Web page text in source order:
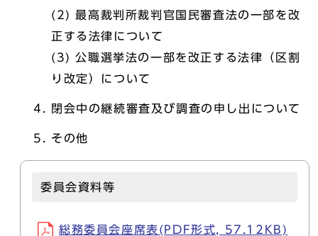
(2) 最高裁判所裁判官国民審査法の一部を改
正する法律について
(3) 公職選挙法の一部を改正する法律（区割
り改定）について
閉会中の継続審査及び調査の申し出について
その他
委員会資料等
総務委員会座席表(PDF形式, 57.12KB)